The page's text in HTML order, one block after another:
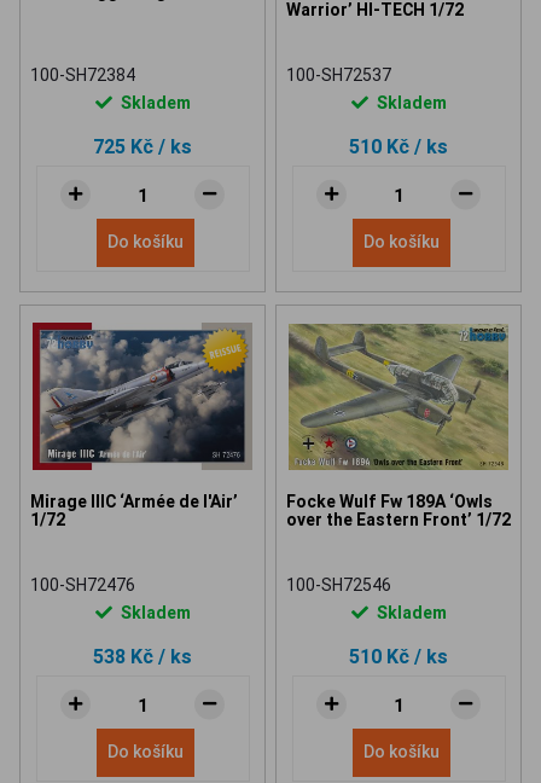
100-SH72384
Skladem
725 Kč / ks
Do košíku
Warrior’ HI-TECH 1/72
100-SH72537
Skladem
510 Kč / ks
Do košíku
Mirage IIIC ‘Armée de l'Air’
1/72
100-SH72476
Skladem
538 Kč / ks
Do košíku
Focke Wulf Fw 189A ‘Owls
over the Eastern Front’ 1/72
100-SH72546
Skladem
510 Kč / ks
Do košíku